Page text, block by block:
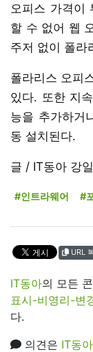
오피스 가격이
할 수 없어 웹
주저 없이 폴라
폴라리스 오피
있다. 또한 지
능을 추가하거
동 설치된다.
글 / IT동아 강
#인트라웨어 #
URL
IT동아의 모든
표시-비영리-변
다.
의견은 IT동